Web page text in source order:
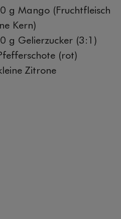
g Mango (Fruchtfleisch
Kern)
g Gelierzucker (3:1)
(rot)
Zitrone